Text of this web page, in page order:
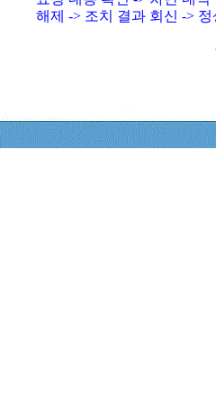
해제 -> 조치 결과 회신 ->